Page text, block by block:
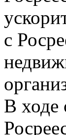
с
В ходе